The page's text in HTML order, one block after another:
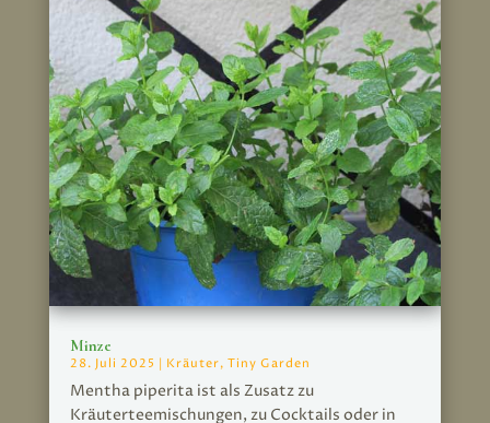
Minze
28. Juli 2025 | Kräuter, Tiny Garden
Mentha piperita ist als Zusatz zu
Kräuterteemischungen, zu Cocktails oder in